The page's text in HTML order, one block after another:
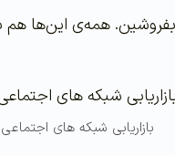
همه‌ی این‌ها هم
بازاریابی شبکه های